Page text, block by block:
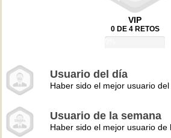
VIP
0 DE 4 RETOS
Usuario del día
Haber sido el mejor usuario del
Usuario de la semana
Haber sido el mejor usuario de